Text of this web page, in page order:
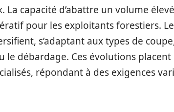
La capacité d’abattre un volume
pour les exploitants forestiers.
s’adaptant aux types de
le débardage. Ces évolutions
répondant à des exigences